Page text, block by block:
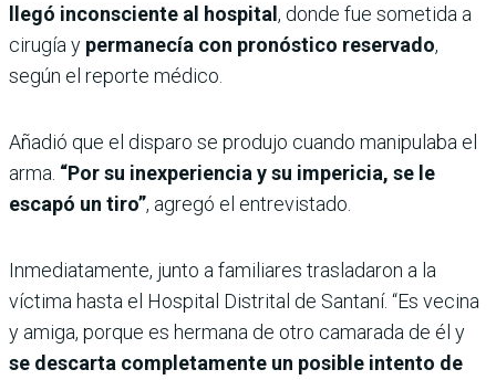
llegó inconsciente al hospital, donde fue sometida a
cirugía y permanecía con pronóstico reservado,
según el reporte médico.
Añadió que el disparo se produjo cuando manipulaba el
arma. “Por su inexperiencia y su impericia, se le
escapó un tiro”, agregó el entrevistado.
Inmediatamente, junto a familiares trasladaron a la
víctima hasta el Hospital Distrital de Santaní. “Es vecina
y amiga, porque es hermana de otro camarada de él y
se descarta completamente un posible intento de